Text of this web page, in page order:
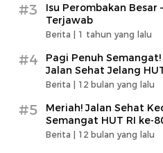
#3
Isu Perombakan Besar
Terjawab
Berita | 1 tahun yang lalu
#4
Pagi Penuh
Jalan Sehat Jelang
Berita | 12 bulan yang lalu
#5
Meriah! Jalan Sehat
Semangat HUT RI ke-
Berita | 12 bulan yang lalu